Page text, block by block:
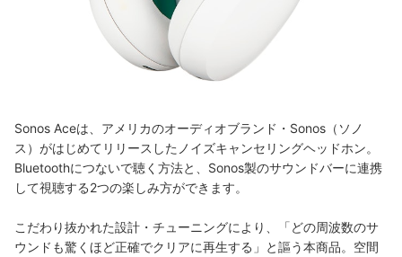
Sonos Aceは、アメリカのオーディオブランド・Sonos（ソノ
ス）がはじめてリリースしたノイズキャンセリングヘッドホン。
Bluetoothにつないで聴く方法と、Sonos製のサウンドバーに連携
して視聴する2つの楽しみ方ができます。
こだわり抜かれた設計・チューニングにより、「どの周波数のサ
ウンドも驚くほど正確でクリアに再生する」と謳う本商品。空間